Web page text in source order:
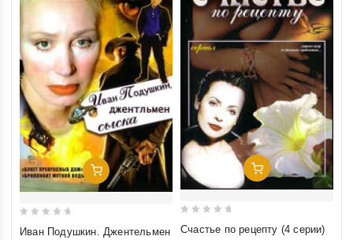
Добавить В Корзину
Иван Подушкин. Джентельмен
Добавить В Корзину
Счастье по рецепту (4 серии)